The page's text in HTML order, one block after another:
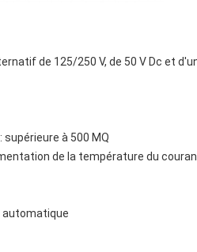
de 125/250 V, de 50 V Dc et
à 500 MQ
de la température du
automatique